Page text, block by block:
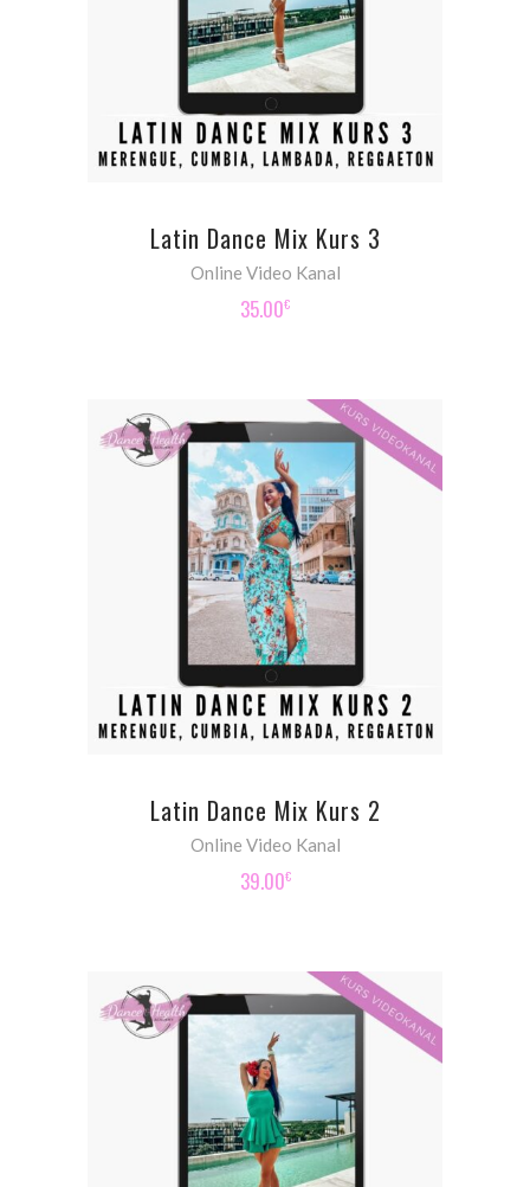
ADD TO CART
Latin Dance Mix Kurs 3
Online Video Kanal
35.00€
ADD TO CART
Latin Dance Mix Kurs 2
Online Video Kanal
39.00€
ADD TO CART